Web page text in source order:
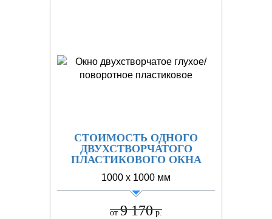
СТОИМОСТЬ ОДНОГО
ДВУХСТВОРЧАТОГО
ПЛАСТИКОВОГО ОКНА
1000 х 1000 мм
от9 170р.